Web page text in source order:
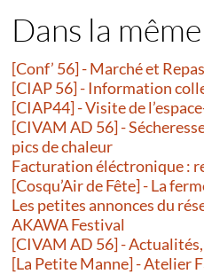
Dans la
[Conf’ 56] - Marché et
[CIAP 56] - Information
[CIAP44] - Visite de
[CIVAM AD 56] -
pics de chaleur
Facturation éléctronique :
[Cosqu’Air de Fête] - La
Les petites annonces du
AKAWA Festival
[CIVAM AD 56] -
[La Petite Manne] - Atelier